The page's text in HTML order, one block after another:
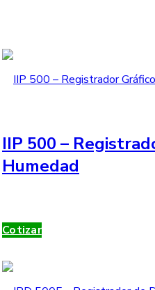
IIP 500 –
Humedad
Cotizar